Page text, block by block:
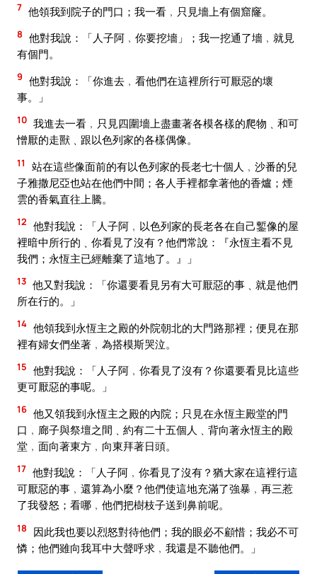
7 他領我到院子的門口；我一看﹐只見墻上有個窟窿。
8 他對我說：「人子阿﹐你要挖墻」；我一挖通了墻﹐就見
有個門。
9 他對我說：「你進去﹐看他們在這裡所行可厭惡的壞
事。」
10 我進去一看﹐只見四圍墻上盡畫著各模各樣的爬物﹑和可
憎厭的走獸﹑跟以色列家的各樣偶像。
11
站在這些像面前的有以色列家的長老七十個人﹐沙番的兒
子雅撒尼亞也站在他們中間；各人手裡都拿著他的香爐；煙
雲的香氣直往上騰。
12 他對我說：「人子阿﹐以色列家的長老各在自己鏨像的屋
裡暗中所行的﹑你看見了沒有？他們常說：『永恆主看不見
我們；永恆主已經離棄了這地了。』」
13 他又對我說：「你還要看見另有大可厭惡的事﹑就是他們
所在行的。」
14 他領我到永恆主之殿的外院朝北的大門路那裡；便見在那
裡有婦女們坐著﹐為搭模斯哭泣。
15 他對我說：「人子阿﹐你看見了沒有？你還要看見比這些
更可厭惡的事呢。」
16 他又領我到永恆主之殿的內院；只見在永恆主殿堂的門
口﹐廊子與祭壇之間﹑約有二十五個人﹑背向著永恆主的殿
堂﹐面向著東方﹐向東拜著日頭。
17 他對我說：「人子阿﹐你看見了沒有？猶大家在這裡行這
可厭惡的事﹐還算為小麼？他們使這地充滿了強暴﹐再三惹
了我發怒；看哪﹐他們把樹枝子送到鼻前呢。
18
因此我也要以烈怒對待他們；我的眼必不顧惜；我必不可
憐；他們雖向我耳中大聲呼求﹐我還是不聽他們。」